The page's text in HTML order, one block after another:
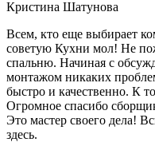
Кристина Шатунова
Всем, кто еще выбирает
советую Кухни мол! Не
спальню. Начиная с
монтажом никаких
быстро и качественно. К
Огромное спасибо
Это мастер своего дела!
здесь.